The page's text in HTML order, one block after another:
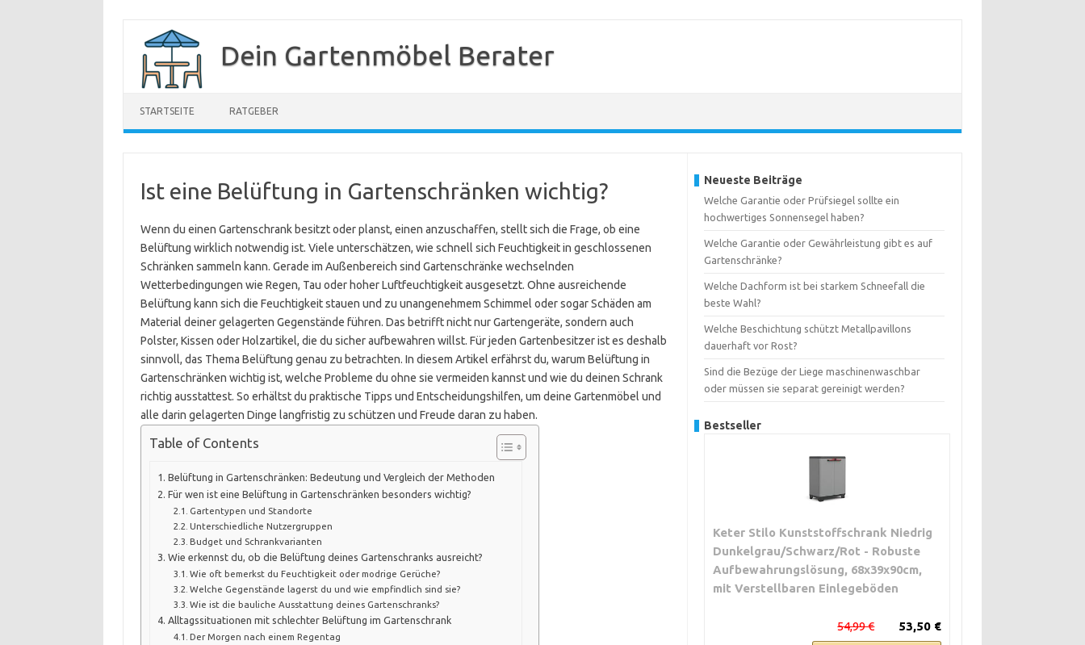
springen
Dein Gartenmöbel Berater
STARTSEITE RATGEBER
Ist eine Belüftung in Gartenschränken wichtig?
Wenn du einen Gartenschrank besitzt oder planst, einen anzuschaffen, stellt sich die Frage, ob eine
Belüftung wirklich notwendig ist. Viele unterschätzen, wie schnell sich Feuchtigkeit in geschlossenen
Schränken sammeln kann. Gerade im Außenbereich sind Gartenschränke wechselnden
Wetterbedingungen wie Regen, Tau oder hoher Luftfeuchtigkeit ausgesetzt. Ohne ausreichende
Belüftung kann sich die Feuchtigkeit stauen und zu unangenehmem Schimmel oder sogar Schäden am
Material deiner gelagerten Gegenstände führen. Das betrifft nicht nur Gartengeräte, sondern auch
Polster, Kissen oder Holzartikel, die du sicher aufbewahren willst. Für jeden Gartenbesitzer ist es deshalb
sinnvoll, das Thema Belüftung genau zu betrachten. In diesem Artikel erfährst du, warum Belüftung in
Gartenschränken wichtig ist, welche Probleme du ohne sie vermeiden kannst und wie du deinen Schrank
richtig ausstattest. So erhältst du praktische Tipps und Entscheidungshilfen, um deine Gartenmöbel und
alle darin gelagerten Dinge langfristig zu schützen und Freude daran zu haben.
Table of Contents
Belüftung in Gartenschränken: Bedeutung und Vergleich der Methoden
Für wen ist eine Belüftung in Gartenschränken besonders wichtig?
Gartentypen und Standorte
Unterschiedliche Nutzergruppen
Budget und Schrankvarianten
Wie erkennst du, ob die Belüftung deines Gartenschranks ausreicht?
Wie oft bemerkst du Feuchtigkeit oder modrige Gerüche?
Welche Gegenstände lagerst du und wie empfindlich sind sie?
Wie ist die bauliche Ausstattung deines Gartenschranks?
Alltagssituationen mit schlechter Belüftung im Gartenschrank
Der Morgen nach einem Regentag
Neueste Beiträge
Welche Garantie oder Prüfsiegel sollte ein
hochwertiges Sonnensegel haben?
Welche Garantie oder Gewährleistung gibt es auf
Gartenschränke?
Welche Dachform ist bei starkem Schneefall die
beste Wahl?
Welche Beschichtung schützt Metallpavillons
dauerhaft vor Rost?
Sind die Bezüge der Liege maschinenwaschbar
oder müssen sie separat gereinigt werden?
Bestseller
Keter Stilo Kunststoffschrank Niedrig
Dunkelgrau/Schwarz/Rot - Robuste
Aufbewahrungslösung, 68x39x90cm,
mit Verstellbaren Einlegeböden
53,50 €
54,99 €